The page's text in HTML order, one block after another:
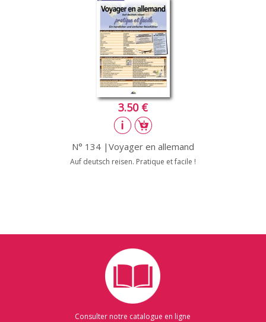
3.50 €
N° 134 |Voyager en allemand
Auf deutsch reisen. Pratique et facile !
Consulter notre catalogue en ligne